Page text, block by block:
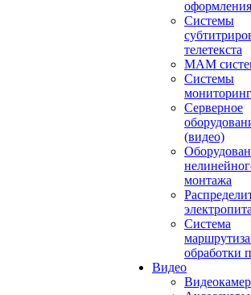
оформления
Системы
телетекста
MAM
Системы
Серверное
(видео)
монтажа
Система
обработки
Видео